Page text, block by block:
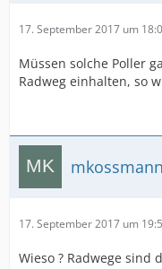
17. September 2017 um
Müssen solche Poller
Radweg einhalten, so
mkossmann
17. September 2017 um
Wieso ? Radwege sind